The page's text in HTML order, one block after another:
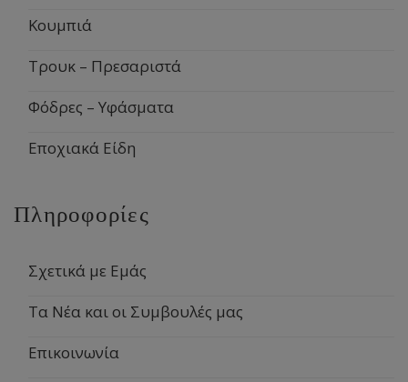
Κουμπιά
Τρουκ – Πρεσαριστά
Φόδρες – Υφάσματα
Εποχιακά Είδη
Πληροφορίες
Σχετικά με Εμάς
Τα Νέα και οι Συμβουλές μας
Επικοινωνία